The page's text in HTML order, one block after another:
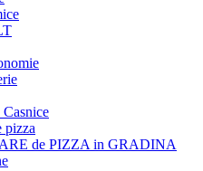
pizza
de PIZZA in GRADINA